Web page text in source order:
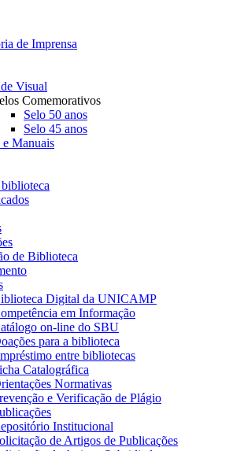
de Imprensa
Visual
Comemorativos
Selo 50 anos
Selo 45 anos
Manuais
de Biblioteca
Digital da UNICAMP
em Informação
on-line do SBU
para a biblioteca
entre bibliotecas
Catalográfica
Normativas
e Verificação de Plágio
Institucional
de Artigos de Publicações